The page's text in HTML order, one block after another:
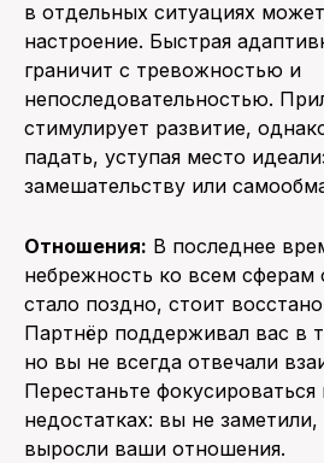
в отдельных ситуациях
настроение. Быстрая
граничит с тревожностью и
непоследовательностью.
стимулирует развитие,
падать, уступая место
замешательству или
Отношения: В последнее
небрежность ко всем сферам
стало поздно, стоит
Партнёр поддерживал вас в
но вы не всегда отвечали
Перестаньте фокусироваться
недостатках: вы не заметили,
выросли ваши отношения.